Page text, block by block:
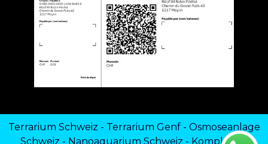
Terrarium Schweiz - Terrarium Genf- Osmoseanlage
Schweiz - Nanoaquarium Schweiz - Komplettes